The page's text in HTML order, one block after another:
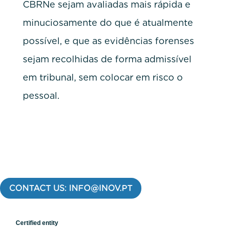
CBRNe sejam avaliadas mais rápida e
minuciosamente do que é atualmente
possível, e que as evidências forenses
sejam recolhidas de forma admissível
em tribunal, sem colocar em risco o
pessoal.
CONTACT US: INFO@INOV.PT
Certified entity